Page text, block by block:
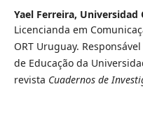
Yael Ferreira, Universidad
Licencianda em
ORT Uruguay.
de Educação da
revista Cuadernos de